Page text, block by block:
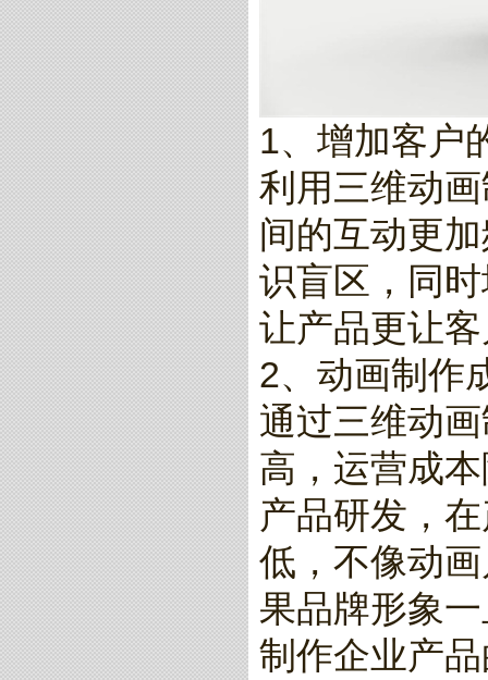
1、增加客户
利用三维动
间的互动更
识盲区，同
让产品更让
2、动画制作
通过三维动
高，运营成
产品研发，
低，不像动
果品牌形象
制作企业产